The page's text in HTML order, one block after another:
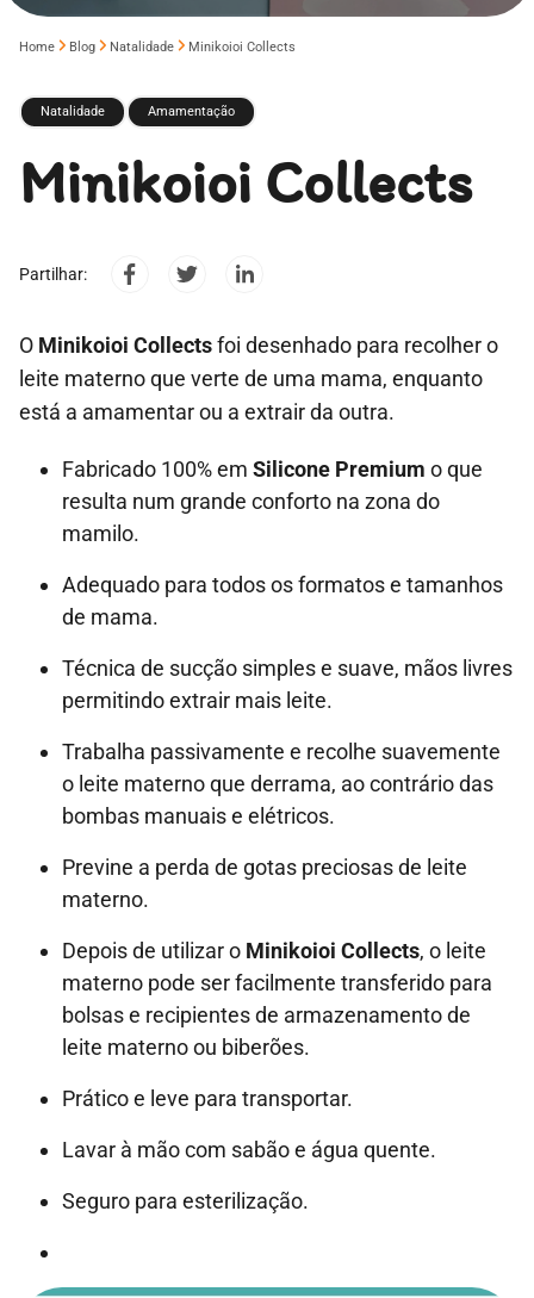
Home Blog Natalidade Minikoioi Collects
Natalidade Amamentação
Minikoioi Collects
Partilhar:
O Minikoioi Collectsfoi desenhado para recolher o
leite materno que verte de uma mama, enquanto
está a amamentar ou a extrair da outra.
Fabricado 100% em Silicone Premium o que
resulta num grande conforto na zona do
mamilo.
Adequado para todos os formatos e tamanhos
de mama.
Técnica de sucção simples e suave, mãos livres
permitindo extrair mais leite.
Trabalha passivamente e recolhe suavemente
o leite materno que derrama, ao contrário das
bombas manuais e elétricos.
Previne a perda de gotas preciosas de leite
materno.
Depois de utilizar o Minikoioi Collects, o leite
materno pode ser facilmente transferido para
bolsas e recipientes de armazenamento de
leite materno ou biberões.
Prático e leve para transportar.
Lavar à mão com sabão e água quente.
Seguro para esterilização.